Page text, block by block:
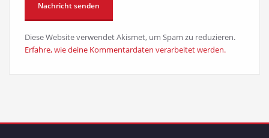
Diese Website verwendet Akismet, um Spam zu reduzieren.
Erfahre, wie deine Kommentardaten verarbeitet werden.